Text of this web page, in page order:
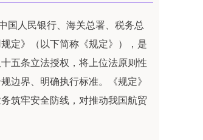
人民银行、海关总署、税务总
定》（以下简称《规定》），是
五条立法授权，将上位法原则性
边界、明确执行标准。《规定》
筑牢安全防线，对推动我国航贸